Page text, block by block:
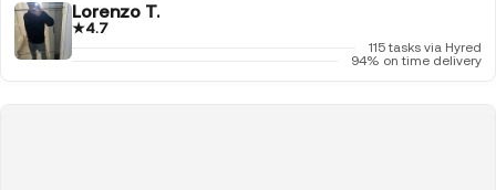
Lorenzo T.
★4.7
115 tasks via Hyred
94% on time delivery